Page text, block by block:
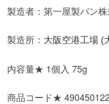
製造者：第一屋製パン
製造所： 大阪空港工場 (
内容量★ 1個入 75g
商品コード★